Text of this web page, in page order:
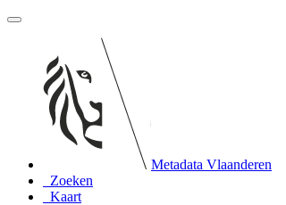
Metadata Vlaanderen
Zoeken
Kaart